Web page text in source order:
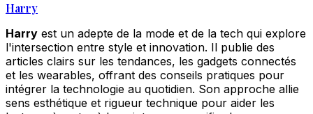
Harry
Harry est un adepte de la mode et de la tech qui explore
l'intersection entre style et innovation. Il publie des
articles clairs sur les tendances, les gadgets connectés
et les wearables, offrant des conseils pratiques pour
intégrer la technologie au quotidien. Son approche allie
sens esthétique et rigueur technique pour aider les